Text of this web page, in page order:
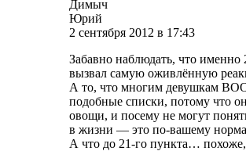
Димыч
Юрий
2 сентября 2012 в 17:43
Забавно наблюдать, что
вызвал самую оживлённую
А то, что многим девушкам
подобные списки, потому что
овощи, и посему не могут
в жизни — это по-вашему
А что до 21-го пункта…